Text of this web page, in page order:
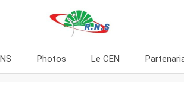
Photos Le CEN